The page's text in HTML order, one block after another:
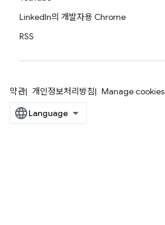
LinkedIn의 개발자용 Chrome
RSS
약관 개인정보처리방침 Manage cookies